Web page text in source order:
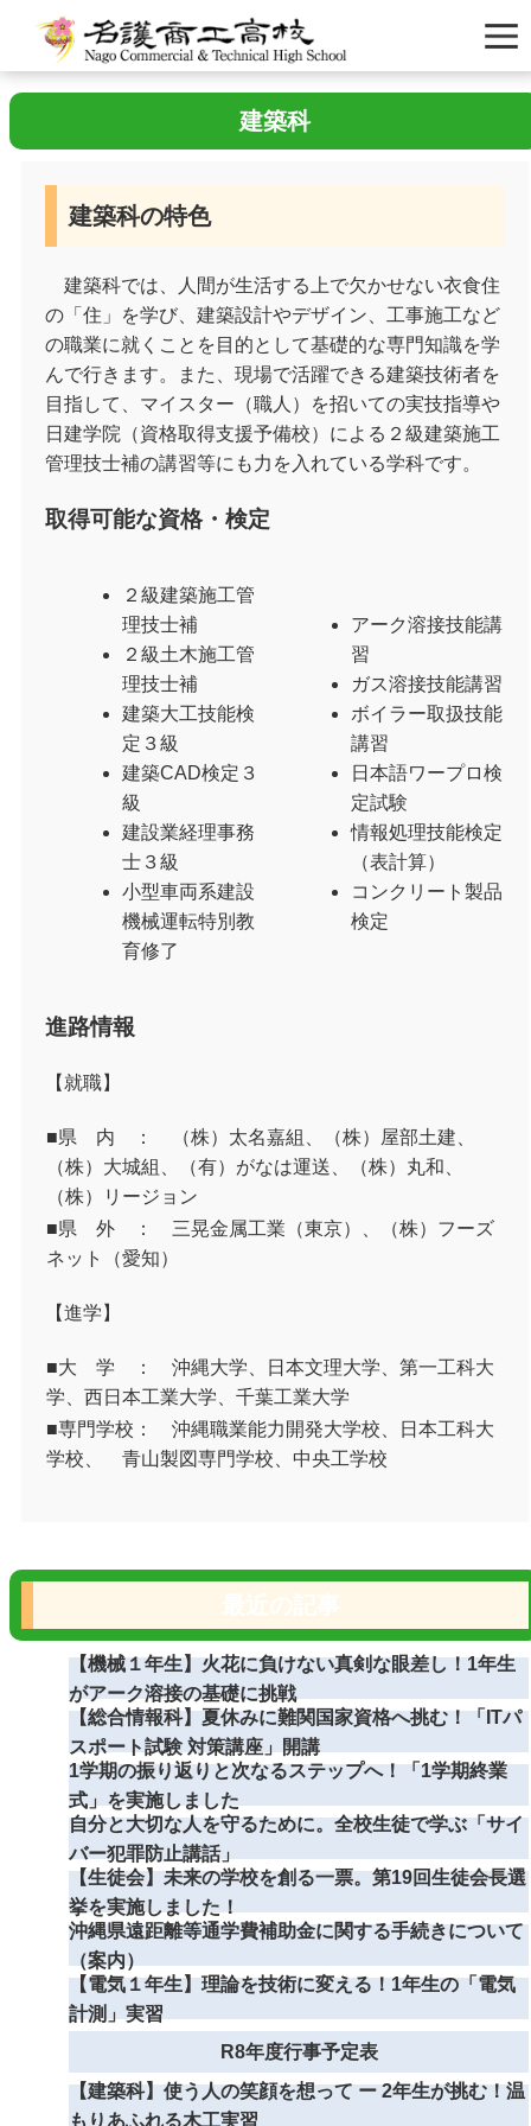
建築科
建築科の特色
建築科では、人間が生活する上で欠かせない衣食住
の「住」を学び、建築設計やデザイン、工事施工など
の職業に就くことを目的として基礎的な専門知識を学
んで行きます。また、現場で活躍できる建築技術者を
目指して、マイスター（職人）を招いての実技指導や
日建学院（資格取得支援予備校）による２級建築施工
管理技士補の講習等にも力を入れている学科です。
取得可能な資格・検定
２級建築施工管
理技士補
２級土木施工管
理技士補
建築大工技能検
定３級
建築CAD検定３
級
建設業経理事務
士３級
小型車両系建設
機械運転特別教
育修了
アーク溶接技能講
習
ガス溶接技能講習
ボイラー取扱技能
講習
日本語ワープロ検
定試験
情報処理技能検定
（表計算）
コンクリート製品
検定
進路情報
【就職】
■県 内 ： （株）太名嘉組、（株）屋部土建、
（株）大城組、（有）がなは運送、（株）丸和、
（株）リージョン
■県 外 ： 三晃金属工業（東京）、（株）フーズ
ネット（愛知）
【進学】
■大 学 ： 沖縄大学、日本文理大学、第一工科大
学、西日本工業大学、千葉工業大学
■専門学校： 沖縄職業能力開発大学校、日本工科大
学校、 青山製図専門学校、中央工学校
【機械１年生】火花に負けない真剣な眼差し！1年生
がアーク溶接の基礎に挑戦
【総合情報科】夏休みに難関国家資格へ挑む！「ITパ
スポート試験 対策講座」開講
1学期の振り返りと次なるステップへ！「1学期終業
式」を実施しました
自分と大切な人を守るために。全校生徒で学ぶ「サイ
バー犯罪防止講話」
【生徒会】未来の学校を創る一票。第19回生徒会長選
挙を実施しました！
沖縄県遠距離等通学費補助金に関する手続きについて
（案内）
【電気１年生】理論を技術に変える！1年生の「電気
計測」実習
R8年度行事予定表
【建築科】使う人の笑顔を想って ー 2年生が挑む！温
もりあふれる木工実習